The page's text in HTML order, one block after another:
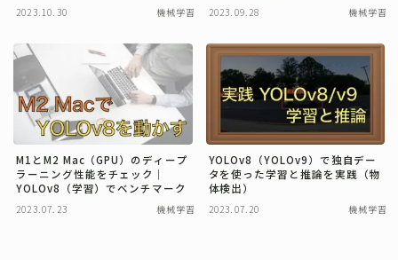
2023.10.30 機械学習 2023.09.28 機械学習
M1とM2 Mac（GPU）のディープ
ラーニング性能をチェック｜
YOLOv8（学習）でベンチマーク
2023.07.23 機械学習
YOLOv8（YOLOv9）で独自デー
タを使った学習と推論を実践（物
体検出）
2023.07.20 機械学習